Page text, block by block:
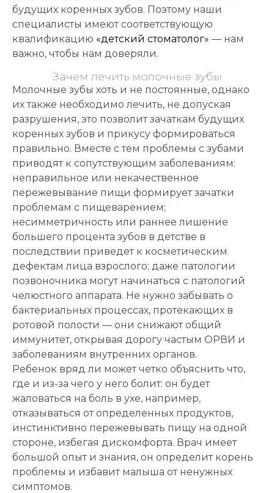
Выберите
клинику:
Выберите
врача:
Дата и
время
Если Вам нужна
срочная запись на
прием, поставьте
галочку здесь
приём» вы подтверждаете, что
принимаете
политику
конфиденциальности
будущих коренных зубов. Поэтому наши
специалисты имеют соответствующую
квалификацию «детский стоматолог» — нам
важно, чтобы нам доверяли.
Зачем лечить молочные зубы
Молочные зубы хоть и не постоянные, однако
их также необходимо лечить, не допуская
разрушения, это позволит зачаткам будущих
коренных зубов и прикусу формироваться
правильно. Вместе с тем проблемы с зубами
приводят к сопутствующим заболеваниям:
неправильное или некачественное
пережевывание пищи формирует зачатки
проблемам с пищеварением;
несимметричность или раннее лишение
большего процента зубов в детстве в
последствии приведет к косметическим
дефектам лица взрослого; даже патологии
позвоночника могут начинаться с патологий
челюстного аппарата. Не нужно забывать о
бактериальных процессах, протекающих в
ротовой полости — они снижают общий
иммунитет, открывая дорогу частым ОРВИ и
заболеваниям внутренних органов.
Ребенок вряд ли может четко объяснить что,
где и из-за чего у него болит: он будет
жаловаться на боль в ухе, например,
отказываться от определенных продуктов,
инстинктивно пережевывать пищу на одной
стороне, избегая дискомфорта. Врач имеет
большой опыт и знания, он определит корень
проблемы и избавит малыша от ненужных
симптомов.